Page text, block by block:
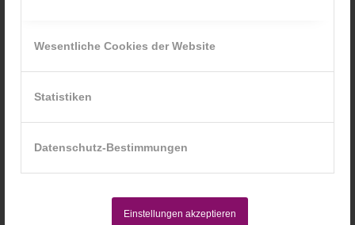
Wesentliche Cookies der Website
Statistiken
Datenschutz-Bestimmungen
Einstellungen akzeptieren